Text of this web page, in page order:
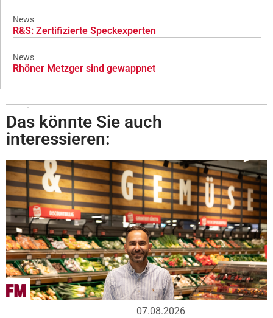
News
R&S: Zertifizierte Speckexperten
News
Rhöner Metzger sind gewappnet
Das könnte Sie auch
interessieren:
07.08.2026